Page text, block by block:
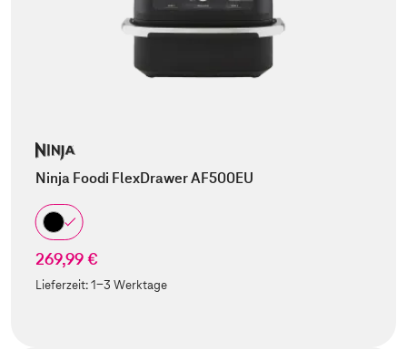
Ninja Foodi FlexDrawer AF500EU
269,99 €
Lieferzeit:1-3 Werktage